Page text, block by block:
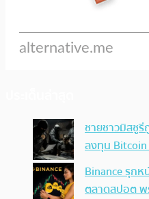
ชายชาวมิสซู
ลงทุน Bitcoin
Binance รุกห
ตลาดสปอต